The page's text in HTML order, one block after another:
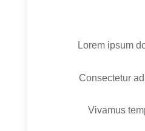
Lorem ipsum
Consectetur
Vivamus